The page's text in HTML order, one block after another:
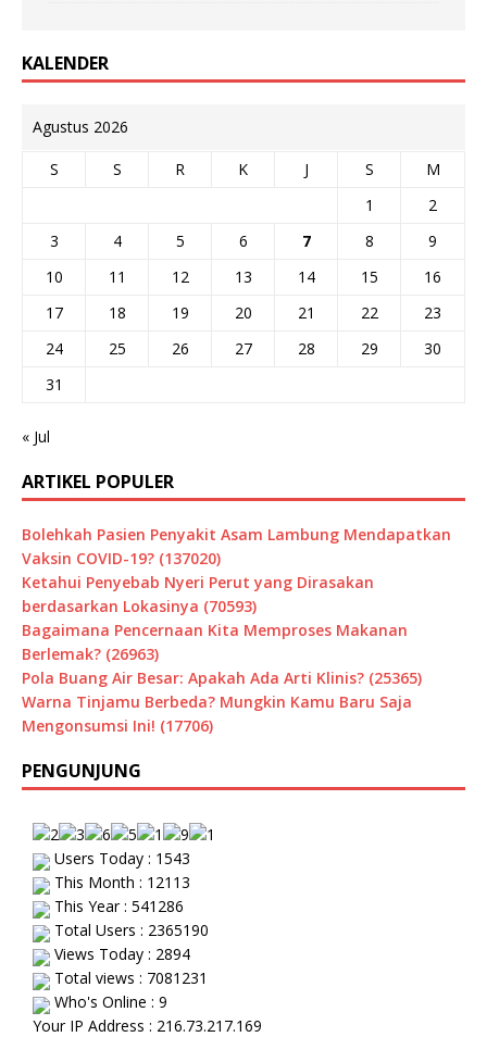
KALENDER
Agustus 2026
S S R K J S
M
1
2
3
4 5 6 7 8
9
10
11 12 13 14 15
16
17
18 19 20 21 22
23
24
25 26 27 28 29
30
31
« Jul
ARTIKEL POPULER
Bolehkah Pasien Penyakit Asam Lambung Mendapatkan
Vaksin COVID-19? (137020)
Ketahui Penyebab Nyeri Perut yang Dirasakan
berdasarkan Lokasinya (70593)
Bagaimana Pencernaan Kita Memproses Makanan
Berlemak? (26963)
Pola Buang Air Besar: Apakah Ada Arti Klinis? (25365)
Warna Tinjamu Berbeda? Mungkin Kamu Baru Saja
Mengonsumsi Ini! (17706)
PENGUNJUNG
Users Today : 1543
This Month : 12113
This Year : 541286
Total Users : 2365190
Views Today : 2894
Total views : 7081231
Who's Online : 9
Your IP Address : 216.73.217.169